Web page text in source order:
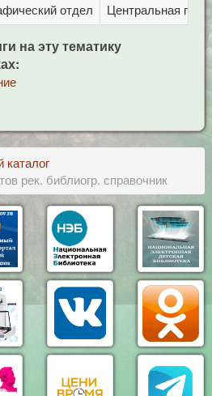
отдел
Центральная
на эту тематику
каталог
рек. библиогр. справочник